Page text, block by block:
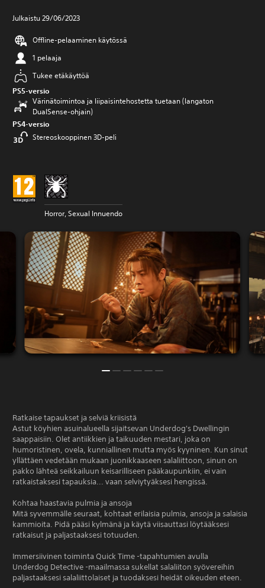
Julkaistu 29/06/2023
Offline-pelaaminen käytössä
1 pelaaja
Tukee etäkäyttöä
PS5-versio
Värinätoimintoa ja liipaisintehostetta tuetaan (langaton
DualSense-ohjain)
PS4-versio
Stereoskooppinen 3D-peli
Horror, Sexual Innuendo
Ratkaise tapaukset ja selviä kriisistä
Astut köyhien asuinalueella sijaitsevan Underdog's Dwellingin
saappaisiin. Olet antiikkien ja taikuuden mestari, joka on
humoristinen, ovela, kunniallinen mutta myös kyyninen. Kun sinut
yllättäen vedetään mukaan juonikkaaseen salaliittoon, sinun on
pakko lähteä seikkailuun keisarilliseen pääkaupunkiin, ei vain
ratkaistaksesi tapauksia... vaan selviytyäksesi hengissä.
Kohtaa haastavia pulmia ja ansoja
Mitä syvemmälle seuraat, kohtaat erilaisia pulmia, ansoja ja salaisia
kammioita. Pidä pääsi kylmänä ja käytä viisauttasi löytääksesi
ratkaisut ja paljastaaksesi totuuden.
Immersiivinen toiminta Quick Time -tapahtumien avulla
Underdog Detective -maailmassa sukellat salaliiton syövereihin
paljastaaksesi salaliittolaiset ja tuodaksesi heidät oikeuden eteen.